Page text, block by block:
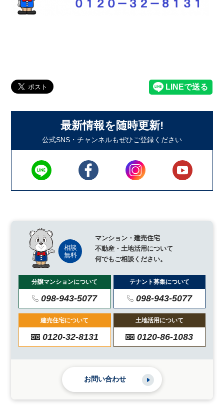
最新情報を随時更新!
公式SNS・チャンネルもぜひご登録ください
マンション・建売住宅
不動産・土地活用について
何でもご相談ください。
分譲マンションについて
098-943-5077
テナント募集について
098-943-5077
建売住宅について
0120-32-8131
土地活用について
0120-86-1083
お問い合わせ